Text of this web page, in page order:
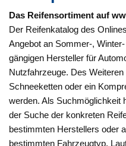
Das Reifensortiment auf
Der Reifenkatalog des
Angebot an Sommer-,
gängigen Hersteller für
Nutzfahrzeuge. Des
Schneeketten oder ein
werden. Als Suchmöglichkeit
der Suche der konkreten
bestimmten Herstellers oder
bestimmten Fahrzeugtyp.